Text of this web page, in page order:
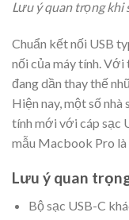
Lưu ý quan trọng khi
Chuẩn kết nối USB
nối của máy tính. Với
đang dần thay thế
Hiện nay, một số
tính mới với cáp sạc
mẫu Macbook Pro là
Lưu ý quan
Bộ sạc USB-C